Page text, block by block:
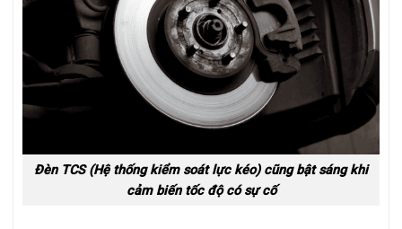
Đèn TCS (Hệ thống kiểm soát lực kéo) cũng bật sáng khi
cảm biến tốc độ có sự cố